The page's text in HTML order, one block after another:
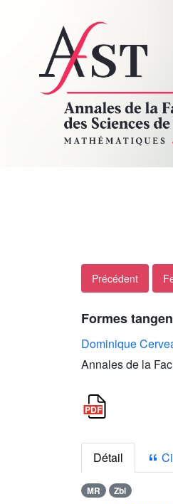
Précédent
Formes
Dominique
Annales de la
Détail
MR Zbl